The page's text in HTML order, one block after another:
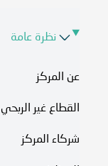
نظرة عامة
عن المركز
القطاع غير الربحي
شركاء المركز